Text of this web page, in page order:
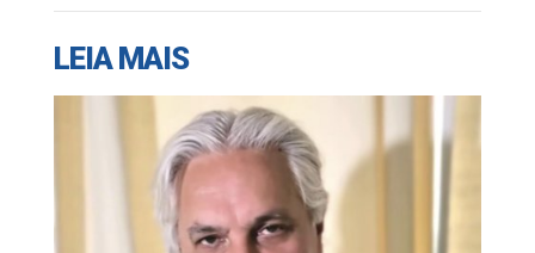
LEIA MAIS